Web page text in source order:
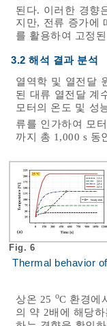
된다. 이러한 경향
지만, 전류 증가에
를 활용하여 고정
3.2 해석 결과 분석
열역학 및 열전달
된 대류 열전달 계
모터의 온도 및 성
류를 인가하여 모
까지 총 1,000 s 동
Fig. 6
Thermal behavior
상온 25 oC 환경에
의 약 2배에 해당